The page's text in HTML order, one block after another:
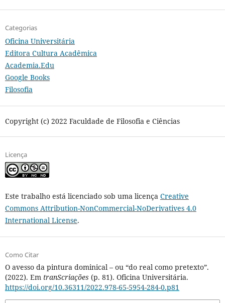
Categorias
Oficina Universitária
Editora Cultura Acadêmica
Academia.Edu
Google Books
Filosofia
Copyright (c) 2022 Faculdade de Filosofia e Ciências
Licença
Este trabalho está licenciado sob uma licença Creative
Commons Attribution-NonCommercial-NoDerivatives 4.0
International License.
Como Citar
O avesso da pintura dominical – ou “do real como pretexto”.
(2022). Em tranScriações (p. 81). Oficina Universitária.
https://doi.org/10.36311/2022.978-65-5954-284-0.p81